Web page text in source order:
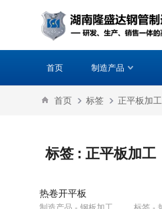
首页 制造产品
首页 标签 正平板‌加工
标签 : 正平板‌加工
热卷开平板